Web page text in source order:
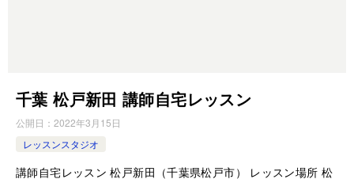
千葉 松戸新田 講師自宅レッスン
公開日： 2022年3月15日
レッスンスタジオ
講師自宅レッスン 松戸新田（千葉県松戸市） レッスン場所 松